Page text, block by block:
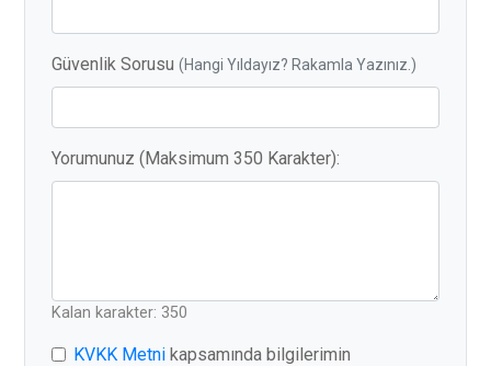
Güvenlik Sorusu(Hangi Yıldayız? Rakamla Yazınız.)
Yorumunuz (Maksimum 350 Karakter):
Kalan karakter: 350
KVKK Metni kapsamında bilgilerimin